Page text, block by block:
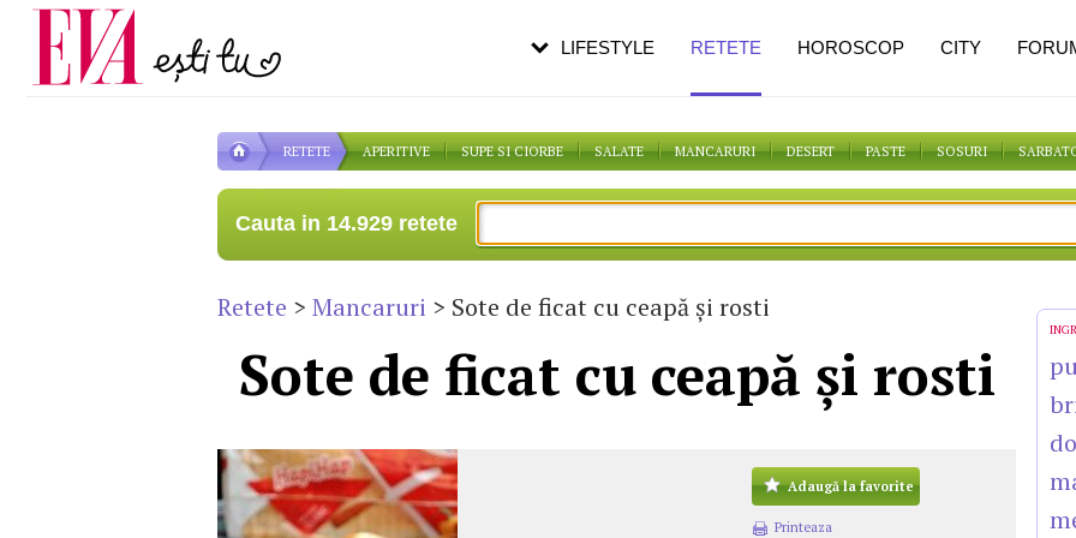
RETETE APERITIVE SUPE SI CIORBE SALATE MANCARURI DESERT PASTE SOSURI
Cauta in 14.929 retete
Retete > Mancaruri > Sote de ficat cu ceapă şi rosti
Sote de ficat cu ceapă şi rosti
Adaugă la favorite
Printeaza
LIFESTYLE RETETE HOROSCOP CITY
Carieră
Actualitate